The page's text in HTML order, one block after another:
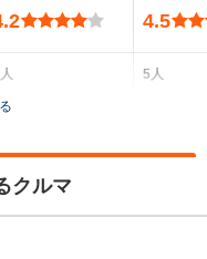
ア
1.36m
4.5
5人
クルマ